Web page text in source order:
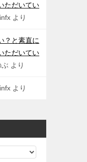
ただいてい
より
？と素直に
ただいてい
より
より